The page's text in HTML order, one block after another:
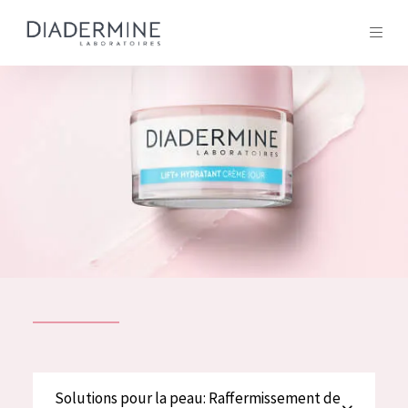
SOLUTIONS POUR LA PEAU
TOUS LES PRODUIT
Tous les Produit
Conseils Beauté
Solutions pour la peau: Raffermissement de